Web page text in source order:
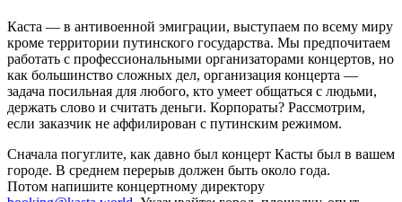
Каста — в антивоенной эмиграции, выступаем по всему миру
кроме территории путинского государства. Мы предпочитаем
работать с профессиональными организаторами концертов, но
как большинство сложных дел, организация концерта —
задача посильная для любого, кто умеет общаться с людьми,
держать слово и считать деньги. Корпораты? Рассмотрим,
если заказчик не аффилирован с путинским режимом.
Сначала погуглите, как давно был концерт Касты был в вашем
городе. В среднем перерыв должен быть около года.
Потом напишите концертному директору